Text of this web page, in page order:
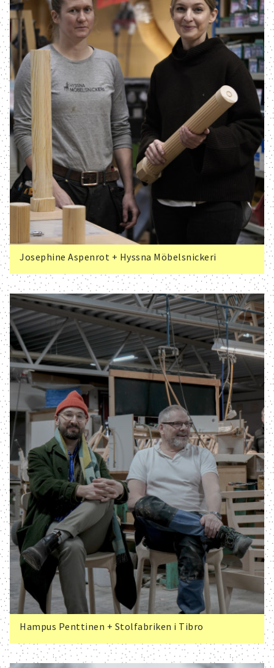
Josephine Aspenrot + Hyssna Möbelsnickeri
Hampus Penttinen + Stolfabriken i Tibro